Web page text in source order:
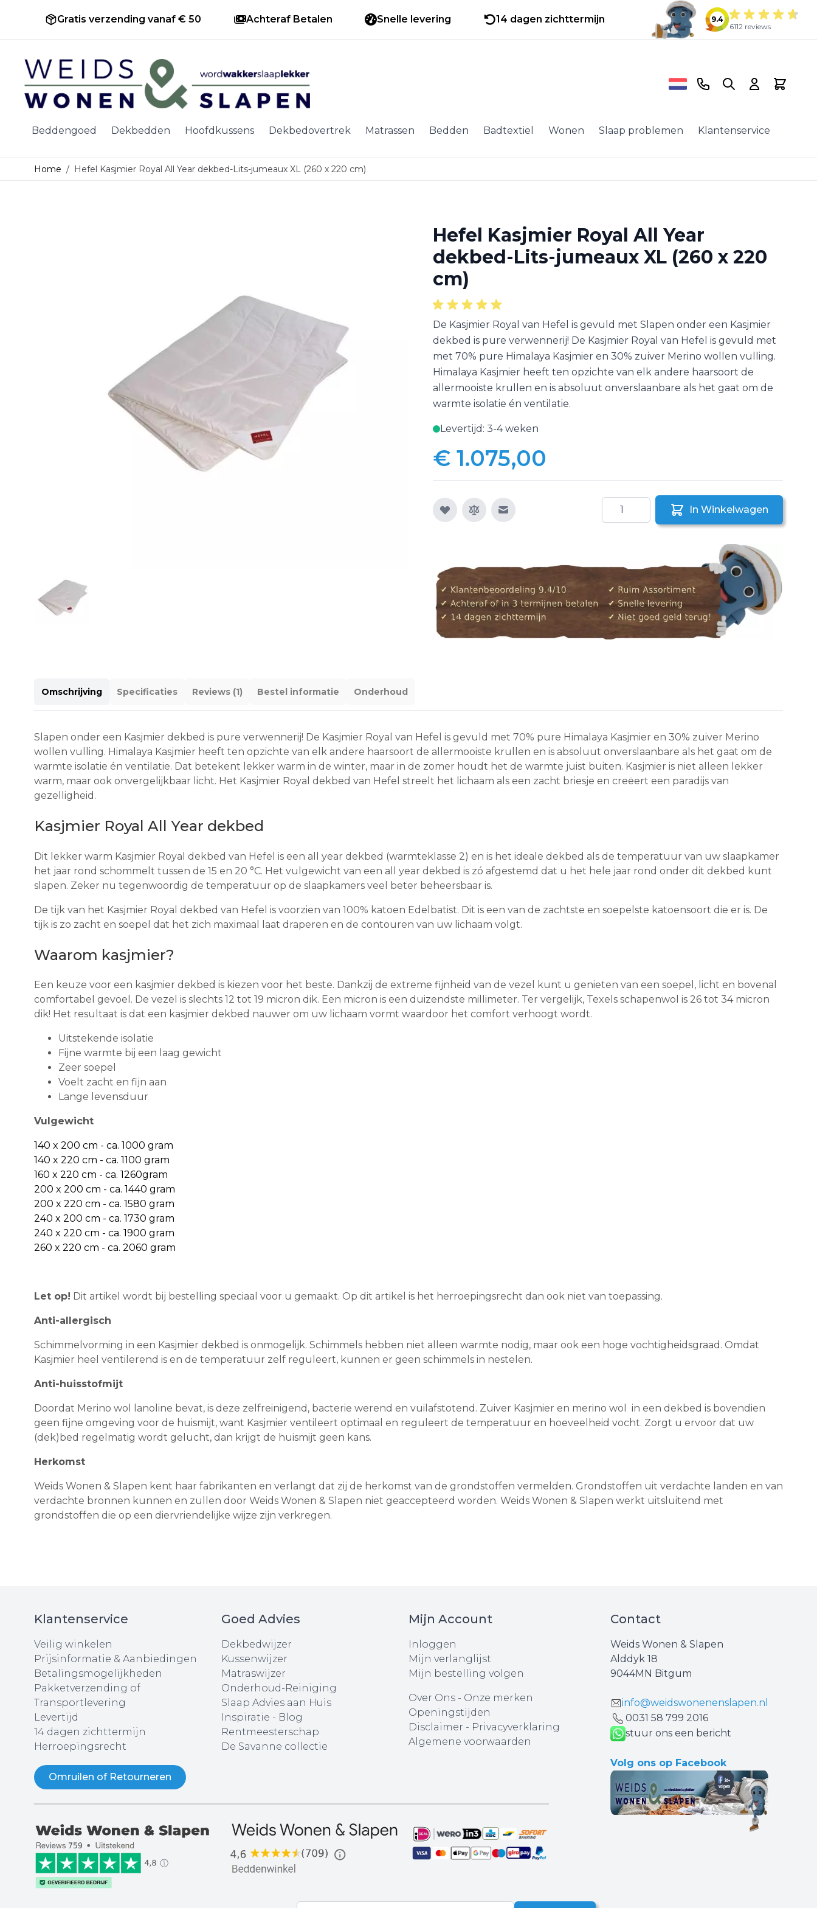
Gratis verzending vanaf € 50 Achteraf Betalen Snelle levering 14 dagen zichttermijn
9.4
6112 reviews
Ga naar de inhoud
Beddengoed Dekbedden Hoofdkussens Dekbedovertrek Matrassen Bedden Badtextiel Wonen Slaap problemen Klantenservice
Telefoonnummer
Search Cart
Home / Hefel Kasjmier Royal All Year dekbed-Lits-jumeaux XL (260 x 220 cm)
Hefel Kasjmier Royal All Year
dekbed-Lits-jumeaux XL (260 x 220
cm)
De Kasjmier Royal van Hefel is gevuld met Slapen onder een Kasjmier
dekbed is pure verwennerij! De Kasjmier Royal van Hefel is gevuld met
met 70% pure Himalaya Kasjmier en 30% zuiver Merino wollen vulling.
Himalaya Kasjmier heeft ten opzichte van elk andere haarsoort de
allermooiste krullen en is absoluut onverslaanbare als het gaat om de
warmte isolatie én ventilatie.
Levertijd: 3-4 weken
€ 1.075,00
E-mail naar een vriend
Aantal
In Winkelwagen
Omschrijving Specificaties Reviews (1) Bestel informatie Onderhoud
Slapen onder een Kasjmier dekbed is pure verwennerij! De Kasjmier Royal van Hefel is gevuld met 70% pure Himalaya Kasjmier en 30% zuiver Merino
wollen vulling. Himalaya Kasjmier heeft ten opzichte van elk andere haarsoort de allermooiste krullen en is absoluut onverslaanbare als het gaat om de
warmte isolatie én ventilatie. Dat betekent lekker warm in de winter, maar in de zomer houdt het de warmte juist buiten. Kasjmier is niet alleen lekker
warm, maar ook onvergelijkbaar licht. Het Kasjmier Royal dekbed van Hefel streelt het lichaam als een zacht briesje en creëert een paradijs van
gezelligheid.
Kasjmier Royal All Year dekbed
Dit lekker warm Kasjmier Royal dekbed van Hefel is een all year dekbed (warmteklasse 2) en is het ideale dekbed als de temperatuur van uw slaapkamer
het jaar rond schommelt tussen de 15 en 20 °C. Het vulgewicht van een all year dekbed is zó afgestemd dat u het hele jaar rond onder dit dekbed kunt
slapen. Zeker nu tegenwoordig de temperatuur op de slaapkamers veel beter beheersbaar is.
De tijk van het Kasjmier Royal dekbed van Hefel is voorzien van 100% katoen Edelbatist. Dit is een van de zachtste en soepelste katoensoort die er is. De
tijk is zo zacht en soepel dat het zich maximaal laat draperen en de contouren van uw lichaam volgt.
Waarom kasjmier?
Een keuze voor een kasjmier dekbed is kiezen voor het beste. Dankzij de extreme fijnheid van de vezel kunt u genieten van een soepel, licht en bovenal
comfortabel gevoel. De vezel is slechts 12 tot 19 micron dik. Een micron is een duizendste millimeter. Ter vergelijk, Texels schapenwol is 26 tot 34 micron
dik! Het resultaat is dat een kasjmier dekbed nauwer om uw lichaam vormt waardoor het comfort verhoogt wordt.
Uitstekende isolatie
Fijne warmte bij een laag gewicht
Zeer soepel
Voelt zacht en fijn aan
Lange levensduur
Vulgewicht
140 x 200 cm - ca. 1000 gram
140 x 220 cm - ca. 1100 gram
160 x 220 cm - ca. 1260gram
200 x 200 cm - ca. 1440 gram
200 x 220 cm - ca. 1580 gram
240 x 200 cm - ca. 1730 gram
240 x 220 cm - ca. 1900 gram
260 x 220 cm - ca. 2060 gram
Let op! Dit artikel wordt bij bestelling speciaal voor u gemaakt. Op dit artikel is het herroepingsrecht dan ook niet van toepassing.
Anti-allergisch
Schimmelvorming in een Kasjmier dekbed is onmogelijk. Schimmels hebben niet alleen warmte nodig, maar ook een hoge vochtigheidsgraad. Omdat
Kasjmier heel ventilerend is en de temperatuur zelf reguleert, kunnen er geen schimmels in nestelen.
Anti-huisstofmijt
Doordat Merino wol lanoline bevat, is deze zelfreinigend, bacterie werend en vuilafstotend. Zuiver Kasjmier en merino wol in een dekbed is bovendien
geen fijne omgeving voor de huismijt, want Kasjmier ventileert optimaal en reguleert de temperatuur en hoeveelheid vocht. Zorgt u ervoor dat uw
(dek)bed regelmatig wordt gelucht, dan krijgt de huismijt geen kans.
Herkomst
Weids Wonen & Slapen kent haar fabrikanten en verlangt dat zij de herkomst van de grondstoffen vermelden. Grondstoffen uit verdachte landen en van
verdachte bronnen kunnen en zullen door Weids Wonen & Slapen niet geaccepteerd worden. Weids Wonen & Slapen werkt uitsluitend met
grondstoffen die op een diervriendelijke wijze zijn verkregen.
Klantenservice
Veilig winkelen
Prijsinformatie & Aanbiedingen
Betalingsmogelijkheden
Pakketverzending of
Transportlevering
Levertijd
14 dagen zichttermijn
Herroepingsrecht
Omruilen of Retourneren
Goed Advies
Dekbedwijzer
Kussenwijzer
Matraswijzer
Onderhoud-Reiniging
Slaap Advies aan Huis
Inspiratie - Blog
Rentmeesterschap
De Savanne collectie
Mijn Account
Inloggen
Mijn verlanglijst
Mijn bestelling volgen
Over Ons- Onze merken
Openingstijden
Disclaimer - Privacyverklaring
Algemene voorwaarden
Contact
Weids Wonen & Slapen
Alddyk 18
9044MN Bitgum
info@weidswonenenslapen.nl
0031 ‪58 799 2016‬
stuur ons een bericht
Volg ons op Facebook